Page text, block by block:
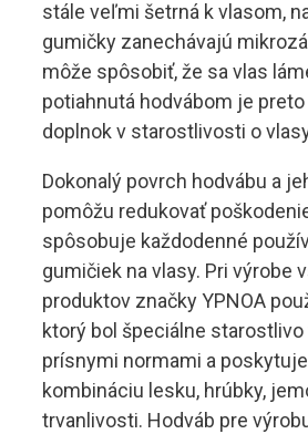
stále veľmi šetrná k vlasom,
gumičky zanechávajú
môže spôsobiť, že sa vlas
potiahnutá hodvábom je preto
doplnok v starostlivosti o
Dokonalý povrch hodvábu a
pomôžu redukovať
spôsobuje každodenné
gumičiek na vlasy. Pri výrobe
produktov značky YPNOA
ktorý bol špeciálne starostlivo
prísnymi normami a
kombináciu lesku, hrúbky,
trvanlivosti. Hodváb pre